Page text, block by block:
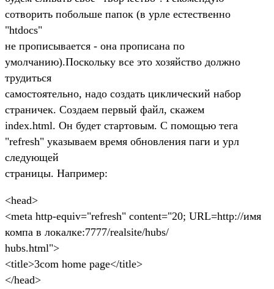
сотворить побольше папок (в урле естественно
"htdocs"
не прописывается - она прописана по
умолчанию).Поскольку все это хозяйство должно
трудиться
самостоятельно, надо создать циклический набор
страничек. Создаем первый файл, скажем
index.html. Он будет стартовым. С помощью тега
"refresh" указываем время обновления паги и урл
следующей
страницы. Например:
<head>
<meta http-equiv="refresh" content="20; URL=http://имя
компа в локалке:7777/realsite/hubs/
hubs.html">
<title>3com home page</title>
</head>